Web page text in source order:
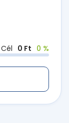
Cél 0 Ft 0 %